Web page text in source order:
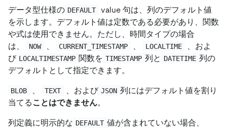
データ型仕様の DEFAULT value 句は、列のデフォルト値
を示します。デフォルト値は定数である必要があり、関数
や式は使用できません。ただし、時間タイプの場合
は、
NOW CURRENT_TIMESTAMP LOCALTIME
、およ
び LOCALTIMESTAMP 関数を TIMESTAMP 列と DATETIME 列の
デフォルトとして指定できます。
BLOB TEXT 、および JSON 列にはデフォルト値を割り
当てる ことはできません。
列定義に明示的な DEFAULT 値が含まれていない場合、